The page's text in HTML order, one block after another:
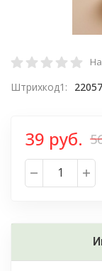
Штрихкод1:
39 руб.